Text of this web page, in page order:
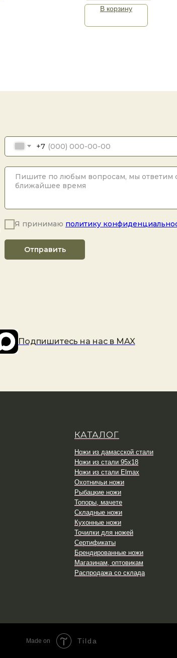
В корзину
+7
Я принимаю политику
Отправить
Подпишитесь на наc в MAX
КАТАЛОГ
Ножи из дамасской стали
Ножи из стали 95х18
Ножи из стали Elmax
Охотничьи ножи
Рыбацкие ножи
Топоры, мачете
Складные ножи
Кухонные ножи
Точилки для ножей
Сертификаты
Брендированные ножи
Магазинам, оптовикам
Распродажа со склада
Made on Tilda